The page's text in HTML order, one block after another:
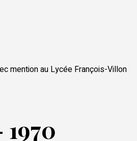
mention au Lycée François-Villon
1970